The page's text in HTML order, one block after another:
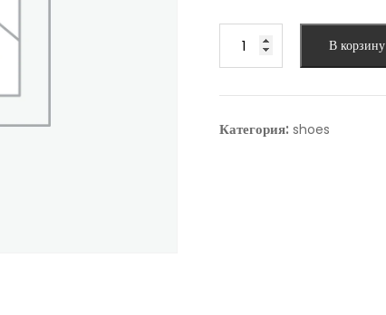
$25.00.
товара
shoe
В корзину
Категория: shoes